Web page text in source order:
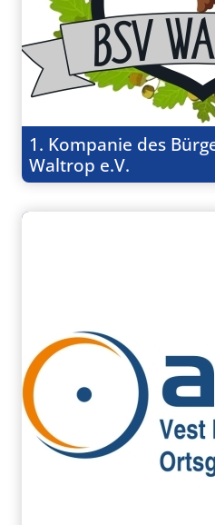
1. Kompanie des
Waltrop e.V.